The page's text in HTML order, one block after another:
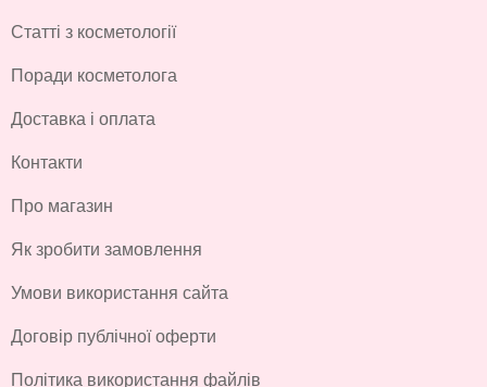
Статті з косметології
Поради косметолога
Доставка і оплата
Контакти
Про магазин
Як зробити замовлення
Умови використання сайта
Договір публічної оферти
Політика використання файлів